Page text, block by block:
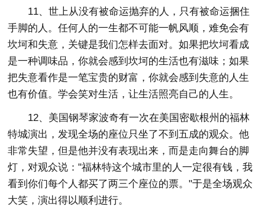
11、世上从没有被命运抛弃的人，只有被命运捆住
手脚的人。任何人的一生都不可能一帆风顺，难免会有
坎坷和失意，关键是我们怎样去面对。如果把坎坷看成
是一种调味品，你就会感到坎坷的生活也有滋味；如果
把失意看作是一笔宝贵的财富，你就会感到失意的人生
也有价值。学会笑对生活，让生活照亮自己的人生。
12、美国钢琴家波奇有一次在美国密歇根州的福林
特城演出，发现全场的座位只坐了不到五成的观众。他
非常失望，但是他并没有表现出来，而是走向舞台的脚
灯，对观众说："福林特这个城市里的人一定很有钱，我
看到你们每个人都买了两三个座位的票。"于是全场观众
大笑，演出得以顺利进行。